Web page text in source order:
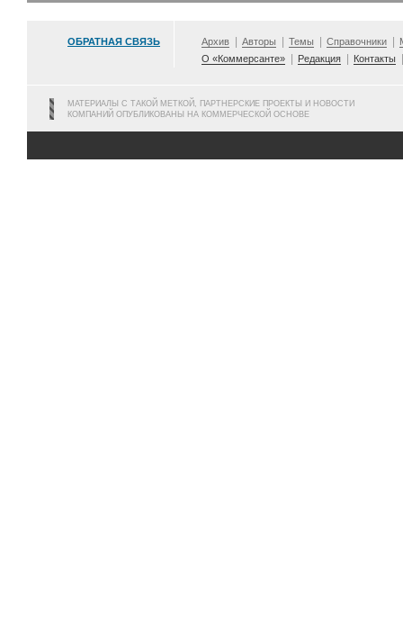
ОБРАТНАЯ СВЯЗЬ Архив Авторы Темы Справочники
О «Коммерсанте»
Редакция Контакты
МАТЕРИАЛЫ С ТАКОЙ МЕТКОЙ, ПАРТНЕРСКИЕ ПРОЕКТЫ И НОВОСТИ
КОМПАНИЙ ОПУБЛИКОВАНЫ НА КОММЕРЧЕСКОЙ ОСНОВЕ